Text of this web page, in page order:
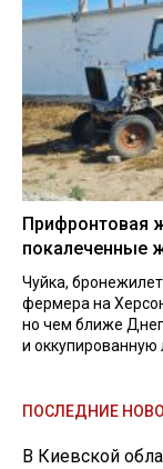
Прифронтовая
покалеченные
Чуйка,
фермера на
но чем ближе
и оккупированную
ПОСЛЕДНИЕ
В Киевской